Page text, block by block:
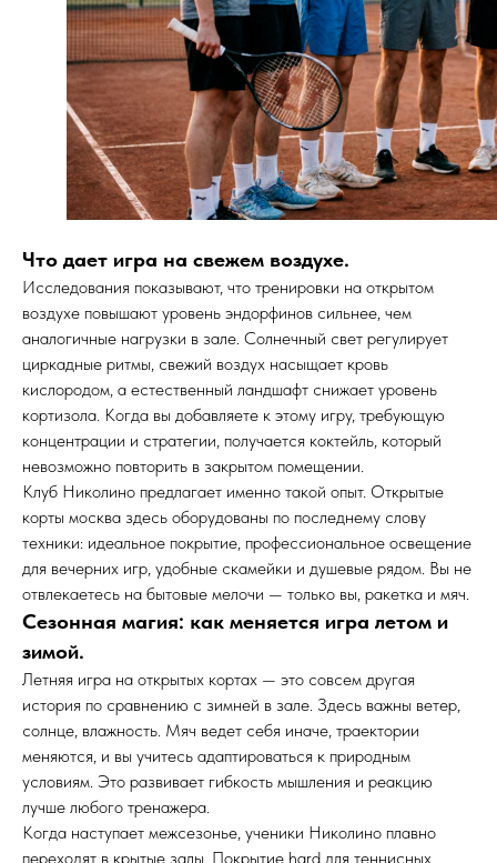
Что дает игра на свежем воздухе.
Исследования показывают, что тренировки на открытом
воздухе повышают уровень эндорфинов сильнее, чем
аналогичные нагрузки в зале. Солнечный свет регулирует
циркадные ритмы, свежий воздух насыщает кровь
кислородом, а естественный ландшафт снижает уровень
кортизола. Когда вы добавляете к этому игру, требующую
концентрации и стратегии, получается коктейль, который
невозможно повторить в закрытом помещении.
Клуб Николино предлагает именно такой опыт. Открытые
корты москва здесь оборудованы по последнему слову
техники: идеальное покрытие, профессиональное освещение
для вечерних игр, удобные скамейки и душевые рядом. Вы не
отвлекаетесь на бытовые мелочи — только вы, ракетка и мяч.
Сезонная магия: как меняется игра летом и
зимой.
Летняя игра на открытых кортах — это совсем другая
история по сравнению с зимней в зале. Здесь важны ветер,
солнце, влажность. Мяч ведет себя иначе, траектории
меняются, и вы учитесь адаптироваться к природным
условиям. Это развивает гибкость мышления и реакцию
лучше любого тренажера.
Когда наступает межсезонье, ученики Николино плавно
переходят в крытые залы. Покрытие hard для теннисных